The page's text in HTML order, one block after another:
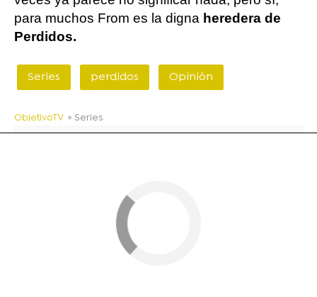
para muchos From es la digna heredera de
Perdidos.
Series perdidos Opinión
ObjetivoTV » Series